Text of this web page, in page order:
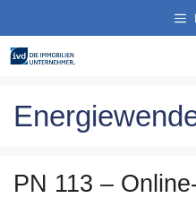
Inhalt
springen
PN 113 –